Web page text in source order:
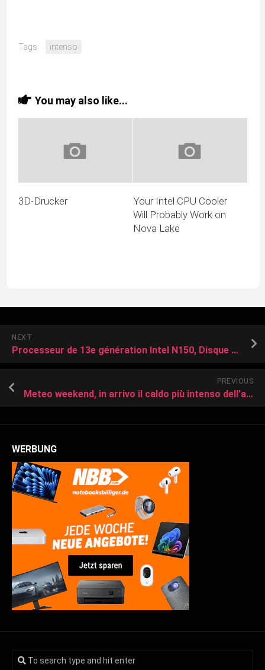
Tags: intenso
You may also like...
3D-Drucker
Your Intel CPU Cooler
Will Probably Work on
Nova Lake
NEXT
Processeur de 13e génération Intel N150, Disque SSD de 512 Go, 16 Go de RAM DDR4+ : ce mini PC est l’affaire à ne pas manquer
PREVIOUS
Meteo weekend, in arrivo il caldo più intenso dell’anno: temperature fino a 40 gradi e bollino rosso in 18 città
WERBUNG